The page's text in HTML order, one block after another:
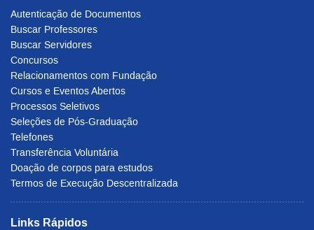
Autenticação de Documentos
Buscar Professores
Buscar Servidores
Concursos
Relacionamentos com Fundação
Cursos e Eventos Abertos
Processos Seletivos
Seleções de Pós-Graduação
Telefones
Transferência Voluntária
Doação de corpos para estudos
Termos de Execução Descentralizada
Links Rápidos